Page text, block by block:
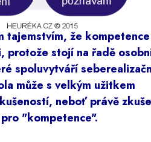
tajemstvím, že
protože stojí na řadě
spoluvytváří
může s velkým užitkem
neboť právě
"kompetence".